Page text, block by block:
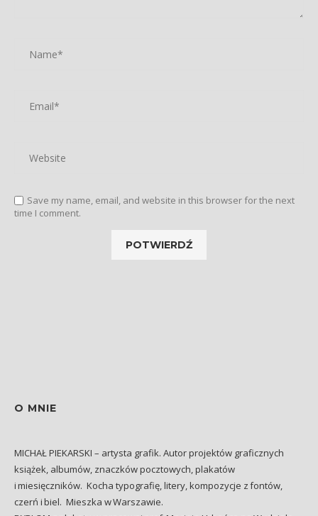
Save my name, email, and website in this browser for the next
time I comment.
O MNIE
MICHAŁ PIEKARSKI – artysta grafik. Autor projektów graficznych
książek, albumów, znaczków pocztowych, plakatów
i miesięczników. Kocha typografię, litery, kompozycje z fontów,
czerń i biel. Mieszka w Warszawie.